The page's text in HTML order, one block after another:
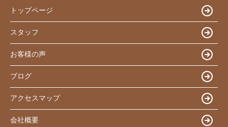
トップページ
スタッフ
お客様の声
ブログ
アクセスマップ
会社概要